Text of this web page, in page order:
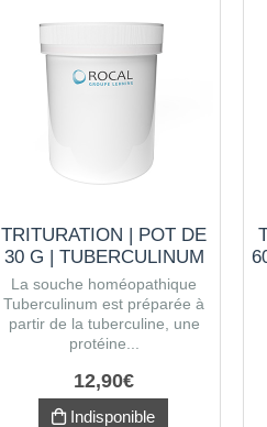
TRITURATION | POT DE
30 G | TUBERCULINUM
La souche homéopathique
Tuberculinum est préparée à
partir de la tuberculine, une
protéine...
12,90€
Indisponible